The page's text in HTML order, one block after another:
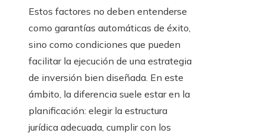
Estos factores no deben entenderse
como garantías automáticas de éxito,
sino como condiciones que pueden
facilitar la ejecución de una estrategia
de inversión bien diseñada. En este
ámbito, la diferencia suele estar en la
planificación: elegir la estructura
jurídica adecuada, cumplir con los